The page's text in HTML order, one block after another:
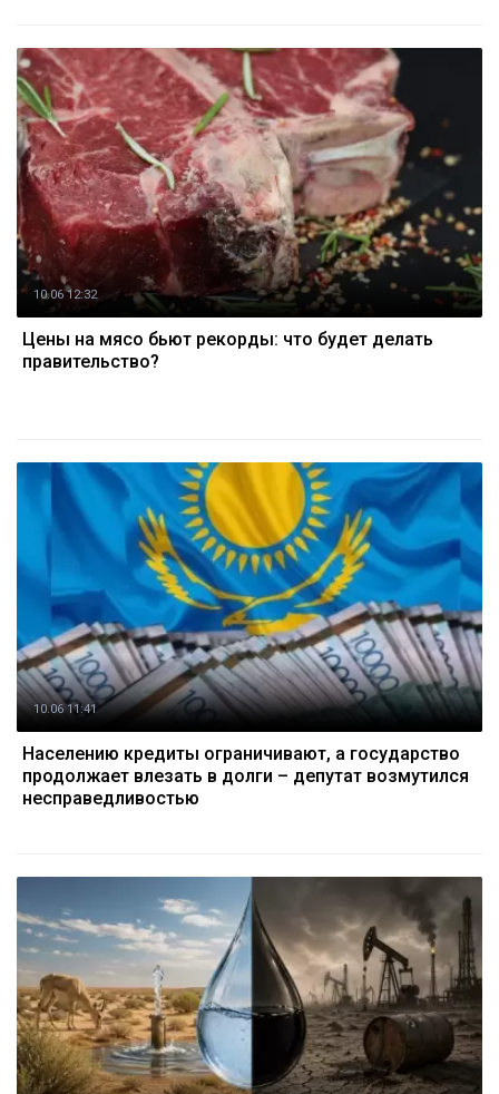
10.06 12:32
Цены на мясо бьют рекорды: что будет делать
правительство?
10.06 11:41
Населению кредиты ограничивают, а государство
продолжает влезать в долги – депутат возмутился
несправедливостью